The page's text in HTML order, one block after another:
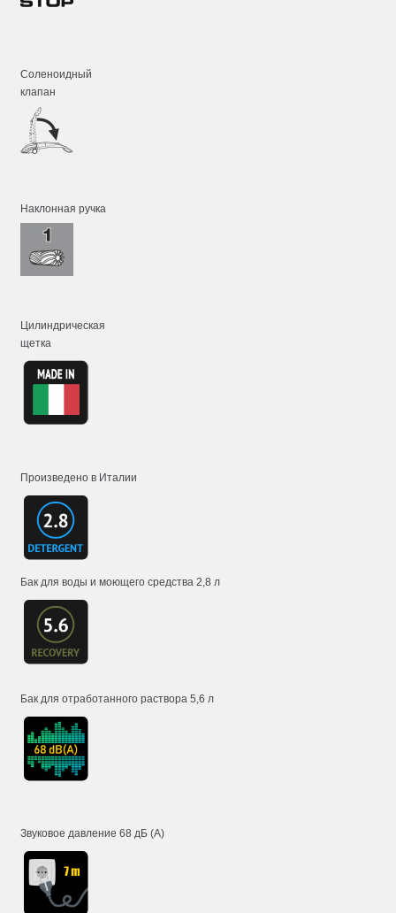
Соленоидный
клапан
Наклонная ручка
Цилиндрическая
щетка
Произведено в Италии
Бак для воды и моющего средства 2,8 л
Бак для отработанного раствора 5,6 л
Звуковое давление 68 дБ (А)